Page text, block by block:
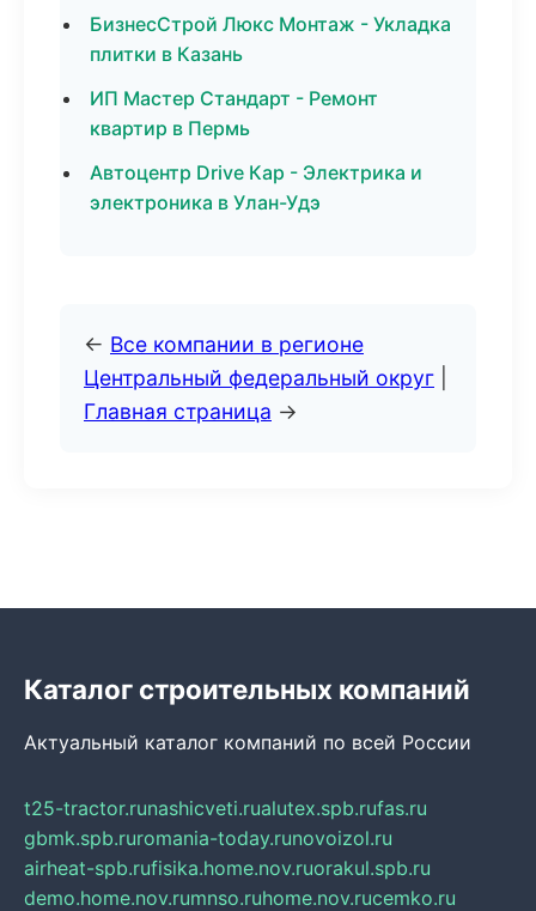
БизнесСтрой Люкс Монтаж - Укладка
плитки в Казань
ИП Мастер Стандарт - Ремонт
квартир в Пермь
Автоцентр Drive Кар - Электрика и
электроника в Улан-Удэ
← Все компании в регионе
Центральный федеральный округ
Главная страница →
Каталог строительных компаний
Актуальный каталог компаний по всей России
t25-tractor.runashicveti.rualutex.spb.rufas.ru
gbmk.spb.ruromania-today.runovoizol.ru
airheat-spb.rufisika.home.nov.ruorakul.spb.ru
demo.home.nov.rumnso.ruhome.nov.rucemko.ru